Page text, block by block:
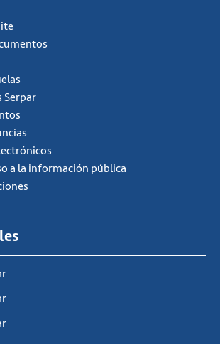
Serpar
a la información pública